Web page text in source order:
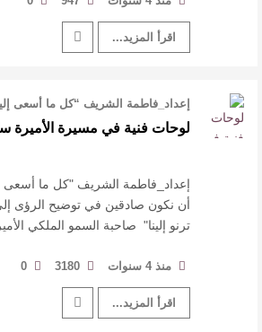
اقرأ المزيد...
إعداد_فاطمة الشريف “كل ما أسعى
نكون صادقين في تو …
لوحات فنية في مسيرة الأميرة
إعداد_فاطمة الشريف "كل ما أسعى
أن نكون صادقين في توضيح الرؤى إلى
ترنو إلينا" صاحبة السمو الملكي
منذ 4 سنوات 3180
0
اقرأ المزيد...